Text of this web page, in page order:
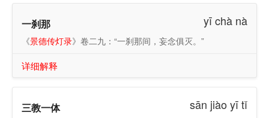
一刹那 yī chà nà
《景德传灯录》卷二九：“一刹那间，妄念俱灭。”
详细解释
三教一体 sān jiào yī tǐ